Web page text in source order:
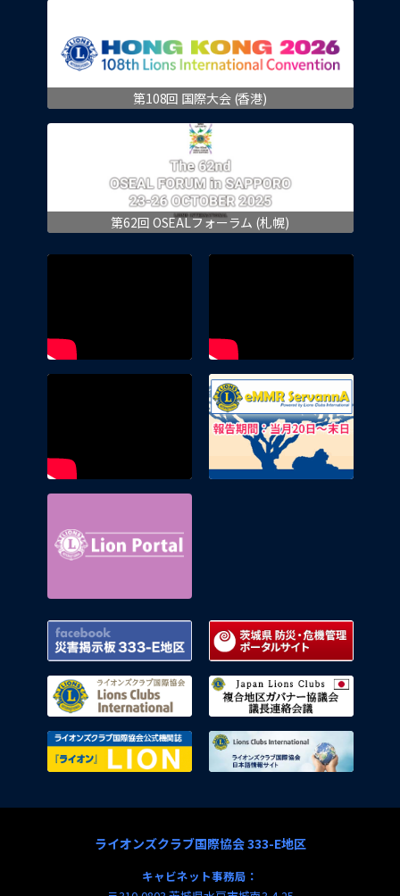
第108回 国際大会 (香港)
第62回 OSEALフォーラム (札幌)
Facebook 災害掲示板 333-E地区
ライオンズクラブ国際協会
ライオンズクラブ国際協会公式機関
ライオンズクラブ国際協会 333-E地区
キャビネット事務局：